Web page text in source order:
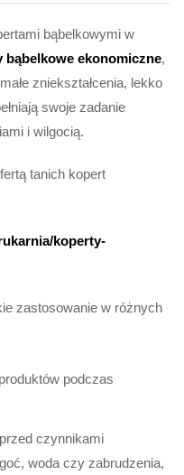
bąbelkowymi w
bąbelkowe ekonomiczne,
zniekształcenia, lekko
swoje zadanie
i wilgocią.
tanich kopert
koperty-
zastosowanie w różnych
podczas
czynnikami
woda czy zabrudzenia,